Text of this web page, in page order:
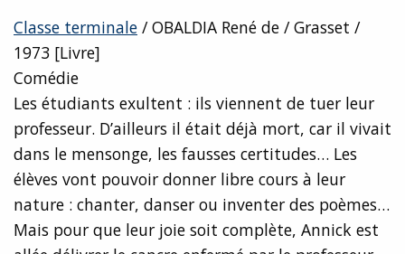
Classe terminale / OBALDIA René de / Grasset /
1973 [Livre]
Comédie
Les étudiants exultent : ils viennent de tuer leur
professeur. D’ailleurs il était déjà mort, car il vivait
dans le mensonge, les fausses certitudes… Les
élèves vont pouvoir donner libre cours à leur
nature : chanter, danser ou inventer des poèmes…
Mais pour que leur joie soit complète, Annick est